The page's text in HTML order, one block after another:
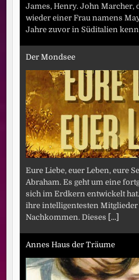
James, Henry. John Marcher,
wieder einer Frau namens
Jahre zuvor in Süditalien
Der Mondsee
Eure Liebe, euer Leben, eure
Abraham. Es geht um eine
sich im Erdkern entwickelt
ihre intelligentesten
Nachkommen. Dieses [...]
Annes Haus der Träume